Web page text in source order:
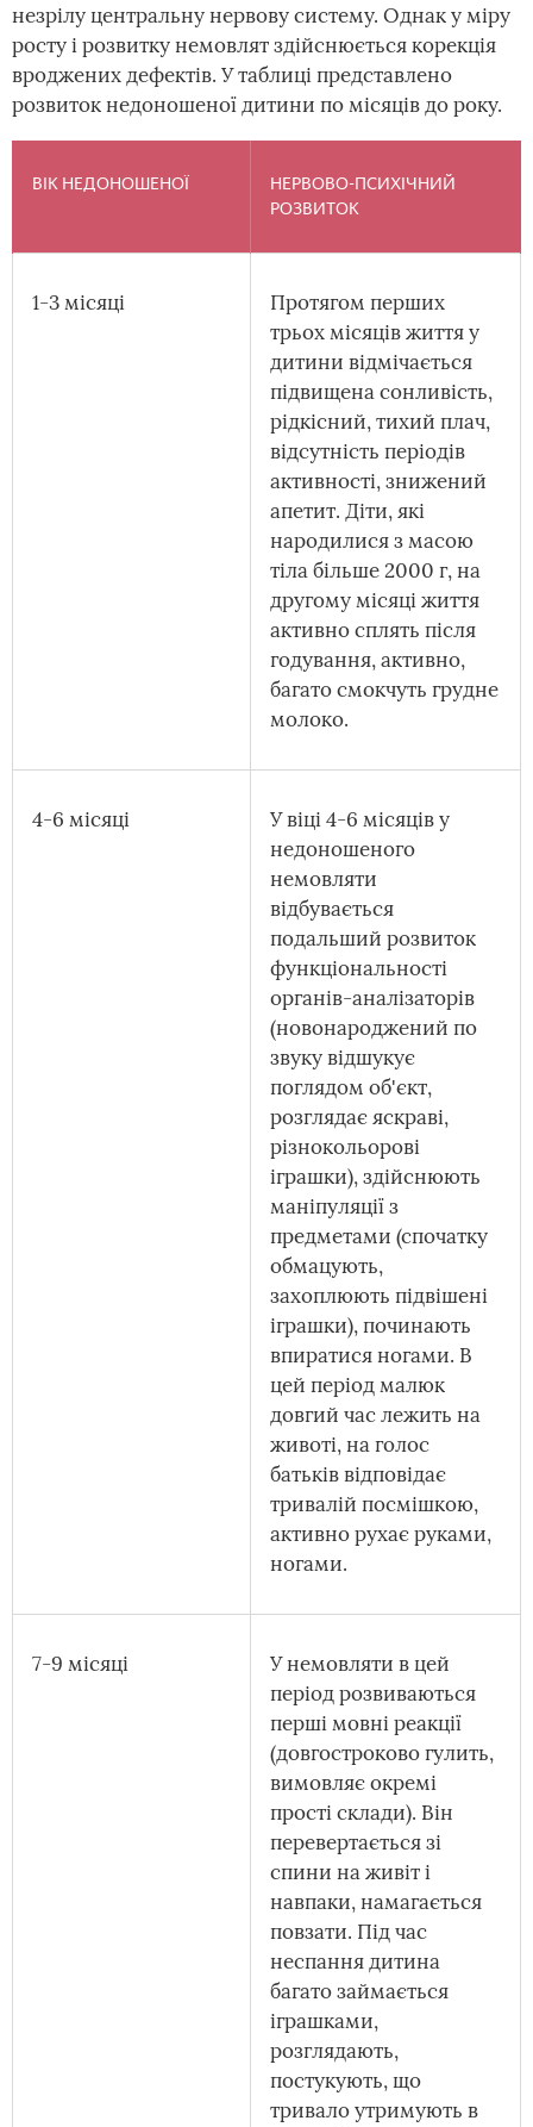
незрілу центральну нервову систему. Однак у міру
росту і розвитку немовлят здійснюється корекція
вроджених дефектів. У таблиці представлено
розвиток недоношеної дитини по місяців до року.
ВІК НЕДОНОШЕНОЇ
НЕРВОВО-ПСИХІЧНИЙ
РОЗВИТОК
1-3 місяці
Протягом перших
трьох місяців життя у
дитини відмічається
підвищена сонливість,
рідкісний, тихий плач,
відсутність періодів
активності, знижений
апетит. Діти, які
народилися з масою
тіла більше 2000 г, на
другому місяці життя
активно сплять після
годування, активно,
багато смокчуть грудне
молоко.
4-6 місяці
У віці 4-6 місяців у
недоношеного
немовляти
відбувається
подальший розвиток
функціональності
органів-аналізаторів
(новонароджений по
звуку відшукує
поглядом об'єкт,
розглядає яскраві,
різнокольорові
іграшки), здійснюють
маніпуляції з
предметами (спочатку
обмацують,
захоплюють підвішені
іграшки), починають
впиратися ногами. В
цей період малюк
довгий час лежить на
животі, на голос
батьків відповідає
тривалій посмішкою,
активно рухає руками,
ногами.
7-9 місяці
У немовляти в цей
період розвиваються
перші мовні реакції
(довгостроково гулить,
вимовляє окремі
прості склади). Він
перевертається зі
спини на живіт і
навпаки, намагається
повзати. Під час
неспання дитина
багато займається
іграшками,
розглядають,
постукують, що
тривало утримують в